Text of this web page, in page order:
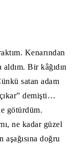
Kenarından
Bir kâğıdın
satan adam
demişti…
götürdüm.
ne kadar güzel
doğru